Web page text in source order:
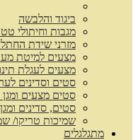
ביגוד והלבשה
מגבות וחיתולי
מזרני שידת
מצעים למיטת
מצעים לעגלת
סטים וסדינים
סטים מצעים
סטים, סדינים
שמיכות טריקו/
מתגלגלים